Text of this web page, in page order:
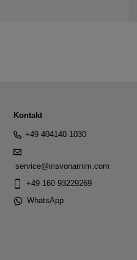
Kontakt
+49 404140 1030
service@irisvonarnim.com
+49 160 93229269
WhatsApp